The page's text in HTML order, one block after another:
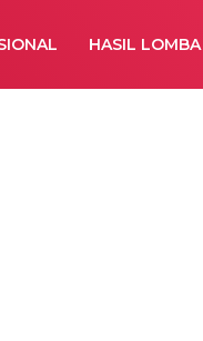
HASIL LOMBA